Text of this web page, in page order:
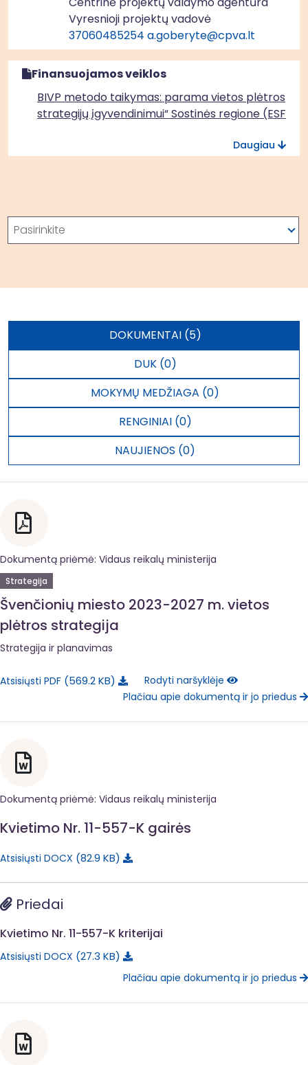
Vyresnioji projektų vadovė
37060485254 a.goberyte@cpva.lt
Finansuojamos veiklos
BIVP metodo taikymas: parama vietos plėtros
strategijų įgyvendinimui“ Sostinės regione (ESF+)
Daugiau
Paieška
Pasirinkite
DOKUMENTAI (5)
DUK (0)
MOKYMŲ MEDŽIAGA (0)
RENGINIAI (0)
NAUJIENOS (0)
Dokumentą priėmė: Vidaus reikalų ministerija
Strategija
Švenčionių miesto 2023-2027 m. vietos
plėtros strategija
Strategija ir planavimas
Atsisiųsti PDF 569.2 KB
Rodyti naršyklėje
Plačiau apie dokumentą ir jo priedus
Dokumentą priėmė: Vidaus reikalų ministerija
Kvietimo Nr. 11-557-K gairės
Atsisiųsti DOCX 82.9 KB
Priedai
Kvietimo Nr. 11-557-K kriterijai
Atsisiųsti DOCX 27.3 KB
Plačiau apie dokumentą ir jo priedus